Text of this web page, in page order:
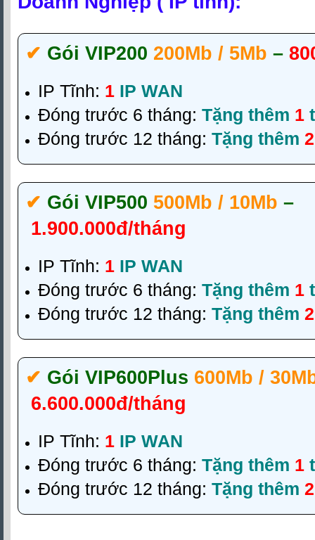
✔‎ Gói VIP200 200Mb / 5Mb –
IP Tĩnh: 1 IP WAN
Đóng trước 6 tháng: Tặng thêm 1
Đóng trước 12 tháng: Tặng thêm 2
✔‎ Gói VIP500 500Mb / 10Mb –
1.900.000đ/tháng
IP Tĩnh: 1 IP WAN
Đóng trước 6 tháng: Tặng thêm 1
Đóng trước 12 tháng: Tặng thêm 2
✔‎ Gói VIP600Plus 600Mb /
6.600.000đ/tháng
IP Tĩnh: 1 IP WAN
Đóng trước 6 tháng: Tặng thêm 1
Đóng trước 12 tháng: Tặng thêm 2